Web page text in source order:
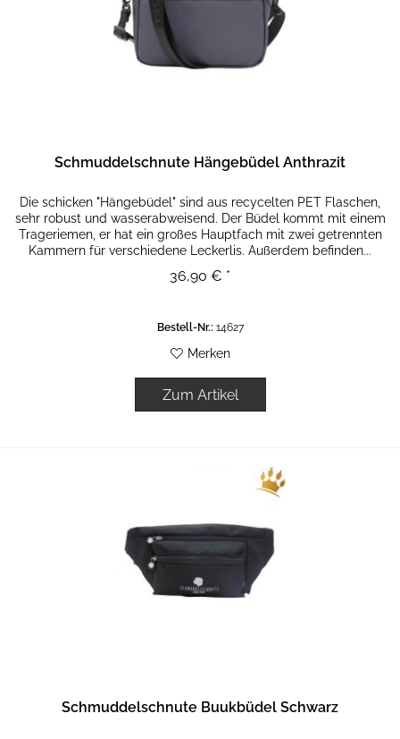
Schmuddelschnute Hängebüdel Anthrazit
Die schicken "Hängebüdel" sind aus recycelten PET Flaschen,
sehr robust und wasserabweisend. Der Büdel kommt mit einem
Trageriemen, er hat ein großes Hauptfach mit zwei getrennten
Kammern für verschiedene Leckerlis. Außerdem befinden...
36,90 € *
Bestell-Nr.: 14627
Merken
Zum Artikel
Schmuddelschnute Buukbüdel Schwarz